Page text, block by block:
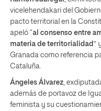
vicelehendakari del
pacto territorial en la
apeló “al consenso entre
materia de territorialidad”
Granada como referencia
Cataluña.
Ángeles Álvarez,
además de portavoz de
feminista y su